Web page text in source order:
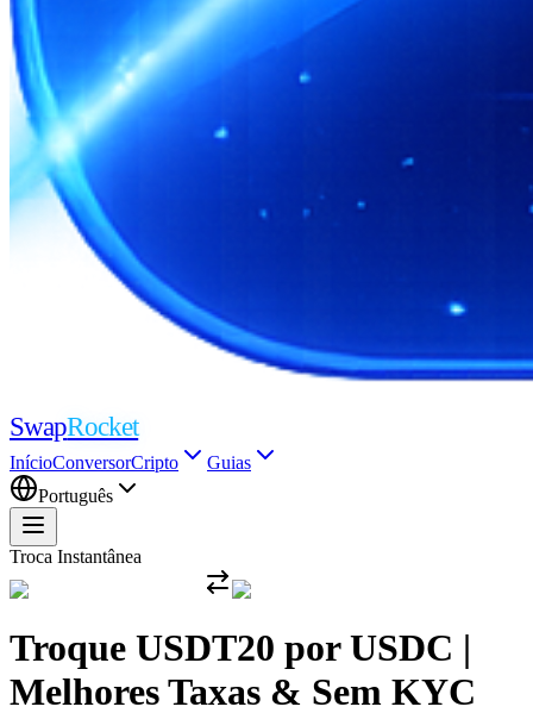
SwapRocket
InícioConversorCripto
Guias
Português
Troca Instantânea
Troque USDT20 por USDC |
Melhores Taxas & Sem KYC